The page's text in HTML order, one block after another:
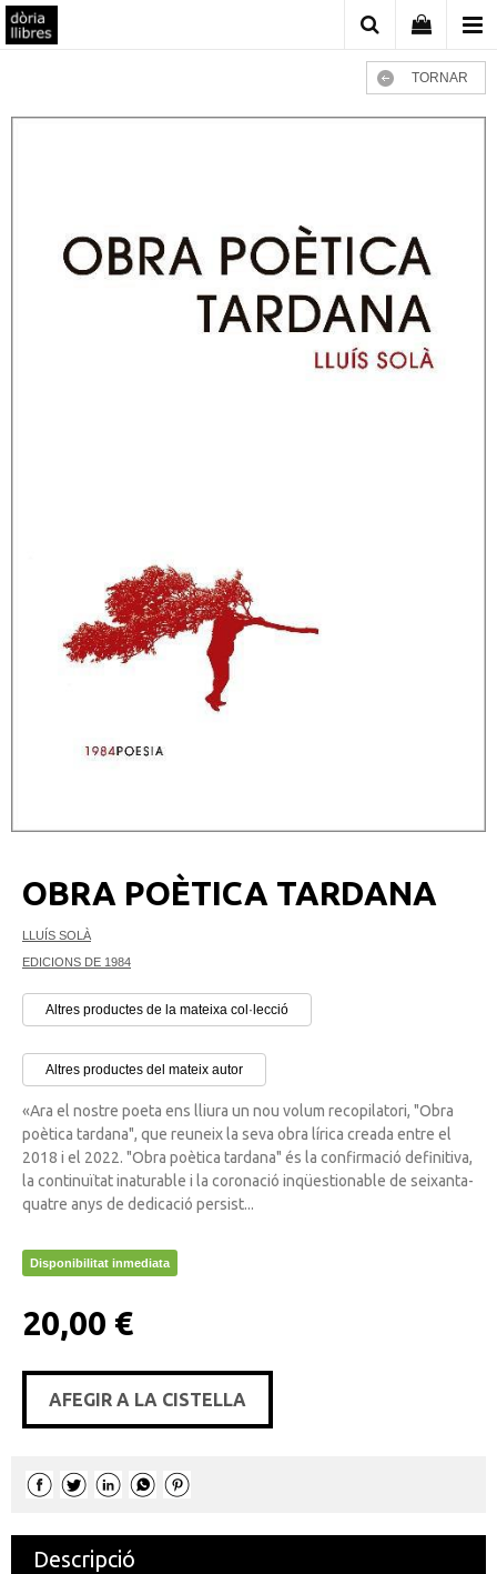
TORNAR
OBRA POÈTICA TARDANA
LLUÍS SOLÀ
EDICIONS DE 1984
Altres productes de la mateixa col·lecció
Altres productes del mateix autor
«Ara el nostre poeta ens lliura un nou volum recopilatori, "Obra
poètica tardana", que reuneix la seva obra lírica creada entre el
2018 i el 2022. "Obra poètica tardana" és la confirmació definitiva,
la continuïtat inaturable i la coronació inqüestionable de seixanta-
quatre anys de dedicació persist...
Disponibilitat inmediata
20,00 €
AFEGIR A LA CISTELLA
Descripció